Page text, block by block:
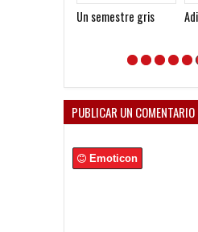
Un semestre gris
PUBLICAR UN COMENTARIO
Emoticon